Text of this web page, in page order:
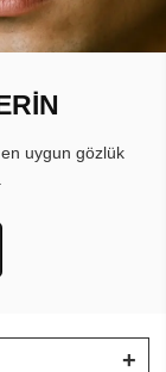
uygun gözlük